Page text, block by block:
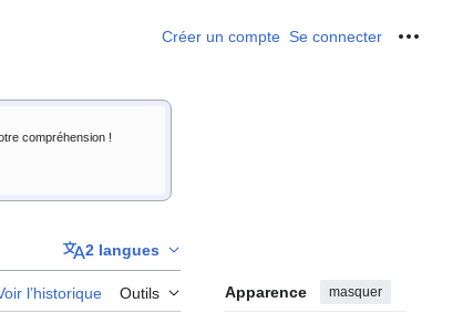
Créer un compte Se connecter Outils
compréhension !
2 langues
l’historique Outils Apparence masquer